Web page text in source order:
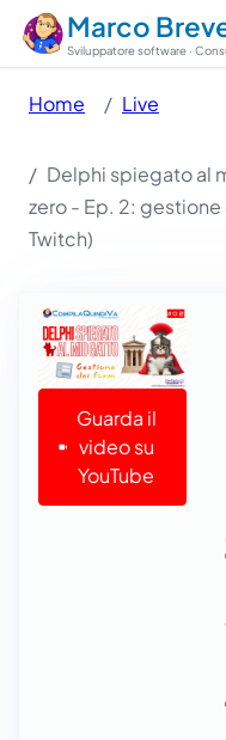
Marco
Sviluppatore software ·
Home Live
Delphi spiegato al
zero - Ep. 2: gestione
Twitch)
Guarda il
video su
YouTube